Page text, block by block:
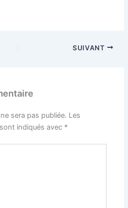
SUIVANT
sera pas publiée. Les
indiqués avec *